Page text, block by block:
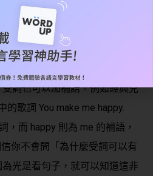
動詞+ 受詞+ 受詞補語)
詞也可以加補語。例如經典兒
的歌詞 You make me happy.
，而 happy 則為 me 的補語，
你不會問「為什麼受詞可以有
光是看句子，就可以知道這非